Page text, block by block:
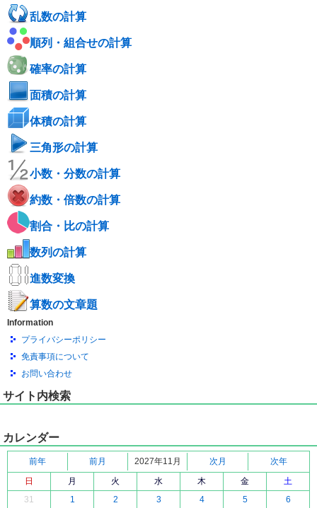
乱数の計算
順列・組合せの計算
確率の計算
面積の計算
体積の計算
三角形の計算
小数・分数の計算
約数・倍数の計算
割合・比の計算
数列の計算
進数変換
算数の文章題
Information
プライバシーポリシー
免責事項について
お問い合わせ
サイト内検索
カレンダー
前年 前月 2027年11月 次月
次年
日
月 火 水 木 金
土
31
1 2 3 4 5 6